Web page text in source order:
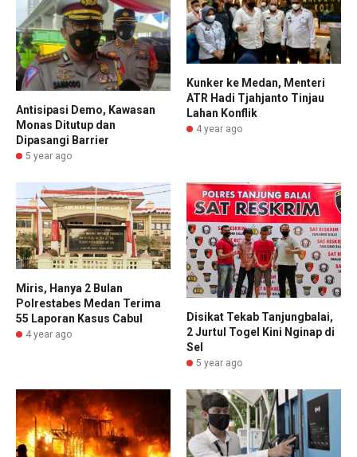
Antisipasi Demo, Kawasan
Monas Ditutup dan
Dipasangi Barrier
5 year ago
Kunker ke Medan, Menteri
ATR Hadi Tjahjanto Tinjau
Lahan Konflik
4 year ago
Miris, Hanya 2 Bulan
Polrestabes Medan Terima
55 Laporan Kasus Cabul
4 year ago
Disikat Tekab Tanjungbalai,
2 Jurtul Togel Kini Nginap di
Sel
5 year ago